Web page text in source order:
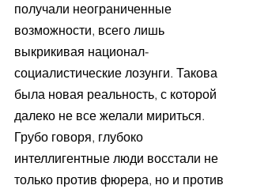
получали неограниченные
возможности, всего лишь
выкрикивая национал-
социалистические лозунги. Такова
была новая реальность, с которой
далеко не все желали мириться.
Грубо говоря, глубоко
интеллигентные люди восстали не
только против фюрера, но и против